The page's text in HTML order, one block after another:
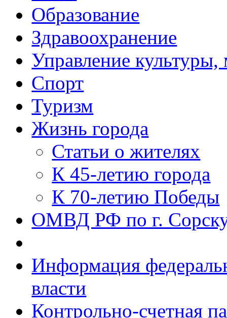
Образование
Здравоохранение
Управление
Спорт
Туризм
Жизнь города
Статьи о жителях
К 45-летию города
К 70-летию Победы
ОМВД РФ по г.
Информация
власти
Контрольно-счетная